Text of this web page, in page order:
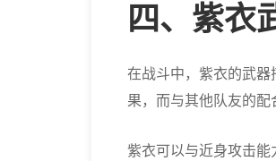
四、紫衣
在战斗中，紫衣的武
果，而与其他队友的配
紫衣可以与近身攻击